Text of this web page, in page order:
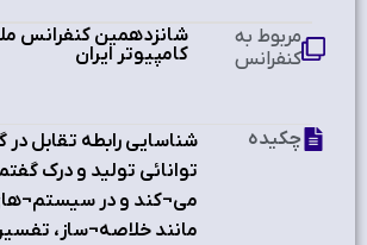
شانزدهمین کنفرانس
کامپیوتر ایران ‫
مربوط به
کنفرانس
شناسايي رابطه تقابل در
توانائي توليد و درک
مي¬کند و در
مانند خلاصه¬ساز، تفسير
چکیده